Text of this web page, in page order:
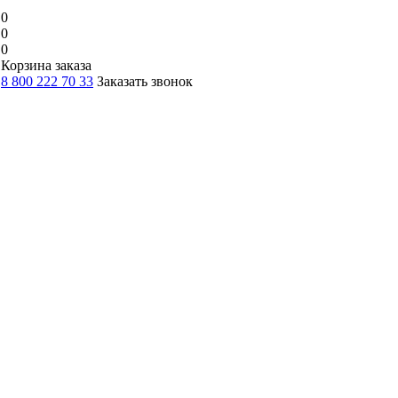
0
0
0
Корзина заказа
8 800 222 70 33 Заказать звонок